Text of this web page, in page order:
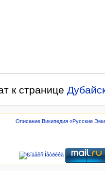
к странице
Описание Википедия «Русские